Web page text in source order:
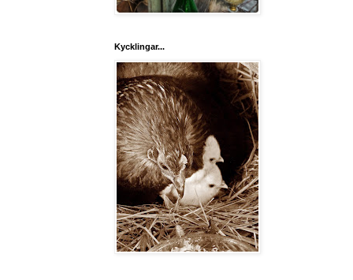
Kycklingar...